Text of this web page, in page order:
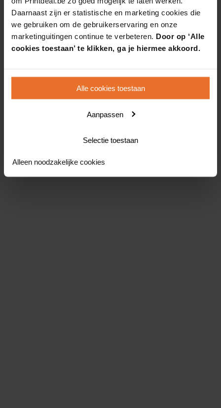
Daarnaast zijn er statistische en marketing cookies die
we gebruiken om de gebruikerservaring en onze
marketinguitingen continue te verbeteren. Door op ‘Alle
cookies toestaan’ te klikken, ga je hiermee akkoord.
Alle cookies toestaan
Aanpassen
Selectie toestaan
Alleen noodzakelijke cookies